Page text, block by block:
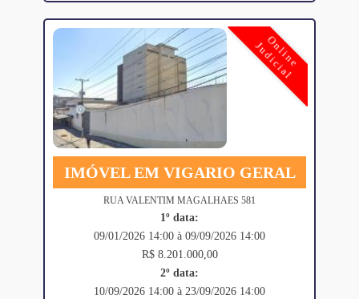
Online
Judicial
IMÓVEL EM VIGARIO GERAL
RUA VALENTIM MAGALHAES 581
1º data:
09/01/2026 14:00 à 09/09/2026 14:00
R$ 8.201.000,00
2º data:
10/09/2026 14:00 à 23/09/2026 14:00